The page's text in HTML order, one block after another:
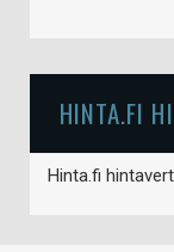
HINTA.FI
Hinta.fi